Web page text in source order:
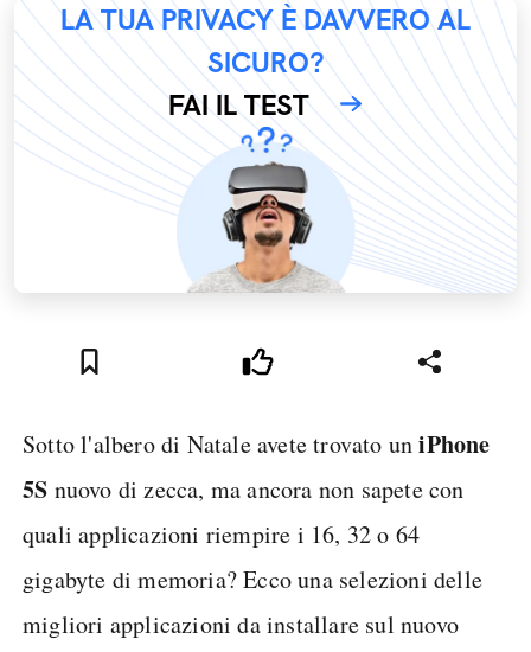
LA TUA PRIVACY È DAVVERO AL
SICURO?
FAI IL TEST
Sotto l'albero di Natale avete trovato uniPhone
5S nuovo di zecca, ma ancora non sapete con
quali applicazioni riempire i 16, 32 o 64
gigabyte di memoria? Ecco una selezioni delle
migliori applicazioni da installare sul nuovo